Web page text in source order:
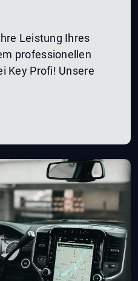
Leistung Ihres
professionellen
Key Profi! Unsere